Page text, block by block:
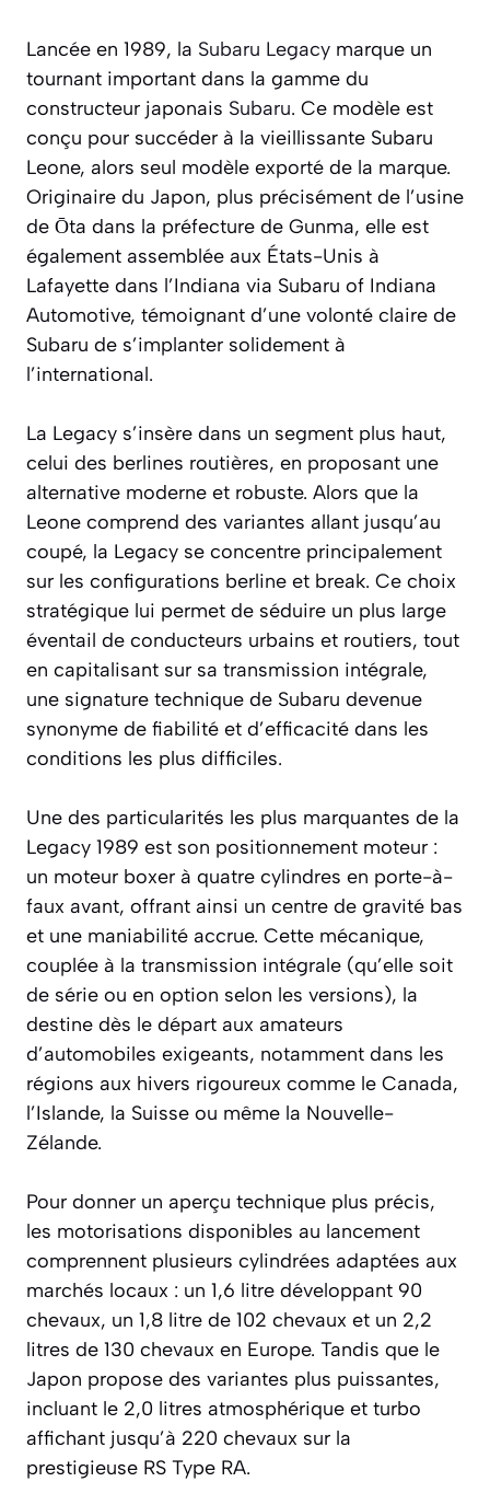
Lancée en 1989, la Subaru Legacy marque un
tournant important dans la gamme du
constructeur japonais Subaru. Ce modèle est
conçu pour succéder à la vieillissante Subaru
Leone, alors seul modèle exporté de la marque.
Originaire du Japon, plus précisément de l’usine
de Ōta dans la préfecture de Gunma, elle est
également assemblée aux États-Unis à
Lafayette dans l’Indiana via Subaru of Indiana
Automotive, témoignant d’une volonté claire de
Subaru de s’implanter solidement à
l’international.
La Legacy s’insère dans un segment plus haut,
celui des berlines routières, en proposant une
alternative moderne et robuste. Alors que la
Leone comprend des variantes allant jusqu’au
coupé, la Legacy se concentre principalement
sur les configurations berline et break. Ce choix
stratégique lui permet de séduire un plus large
éventail de conducteurs urbains et routiers, tout
en capitalisant sur sa transmission intégrale,
une signature technique de Subaru devenue
synonyme de fiabilité et d’efficacité dans les
conditions les plus difficiles.
Une des particularités les plus marquantes de la
Legacy 1989 est son positionnement moteur :
un moteur boxer à quatre cylindres en porte-à-
faux avant, offrant ainsi un centre de gravité bas
et une maniabilité accrue. Cette mécanique,
couplée à la transmission intégrale (qu’elle soit
de série ou en option selon les versions), la
destine dès le départ aux amateurs
d’automobiles exigeants, notamment dans les
régions aux hivers rigoureux comme le Canada,
l’Islande, la Suisse ou même la Nouvelle-
Zélande.
Pour donner un aperçu technique plus précis,
les motorisations disponibles au lancement
comprennent plusieurs cylindrées adaptées aux
marchés locaux : un 1,6 litre développant 90
chevaux, un 1,8 litre de 102 chevaux et un 2,2
litres de 130 chevaux en Europe. Tandis que le
Japon propose des variantes plus puissantes,
incluant le 2,0 litres atmosphérique et turbo
affichant jusqu’à 220 chevaux sur la
prestigieuse RS Type RA.